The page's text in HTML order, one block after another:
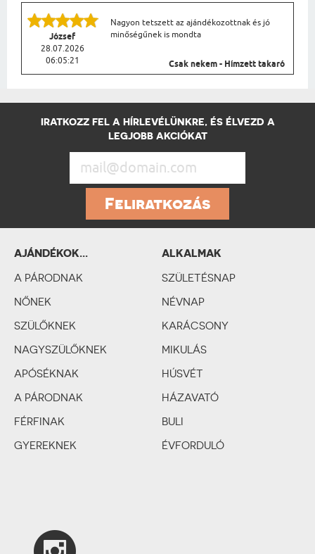
József
28.07.2026
06:05:21
Nagyon tetszett az ajándékozottnak és jó
minőségűnek is mondta
Csak nekem - Hímzett takaró
IRATKOZZ FEL A HÍRLEVÉLÜNKRE, ÉS ÉLVEZD A
LEGJOBB AKCIÓKAT
Feliratkozás
AJÁNDÉKOK...
A PÁRODNAK
NŐNEK
SZÜLŐKNEK
NAGYSZÜLŐKNEK
APÓSÉKNAK
A PÁRODNAK
FÉRFINAK
GYEREKNEK
SZERINT
ALKALMAK
SZÜLETÉSNAP
NÉVNAP
KARÁCSONY
MIKULÁS
HÚSVÉT
HÁZAVATÓ
BULI
ÉVFORDULÓ